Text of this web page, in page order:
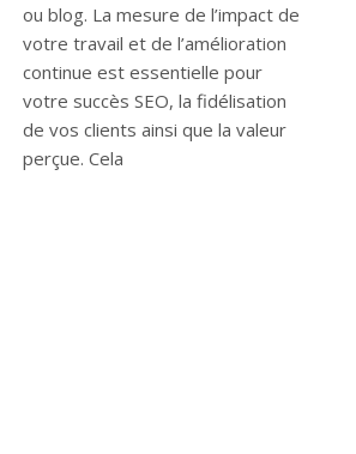
ou blog. La mesure de l’impact de
votre travail et de l’amélioration
continue est essentielle pour
votre succès SEO, la fidélisation
de vos clients ainsi que la valeur
perçue. Cela